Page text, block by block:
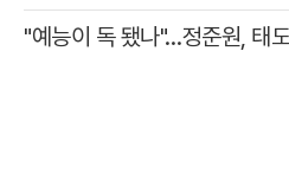
"예능이 독 됐나"…정준원, 태